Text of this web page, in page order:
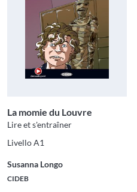
La momie du Louvre
Lire et s'entraîner
Livello A1
Susanna Longo
CIDEB